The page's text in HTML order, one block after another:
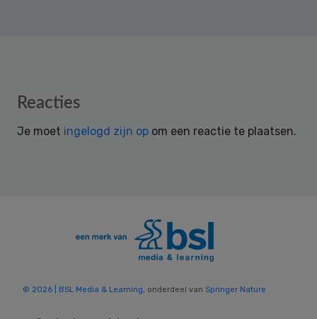
Reader
Reacties
Je moet ingelogd zijn op om een reactie te plaatsen.
© 2026 | BSL Media & Learning, onderdeel van Springer Nature